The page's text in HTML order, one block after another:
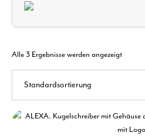
Alle 3 Ergebnisse werden angezeigt